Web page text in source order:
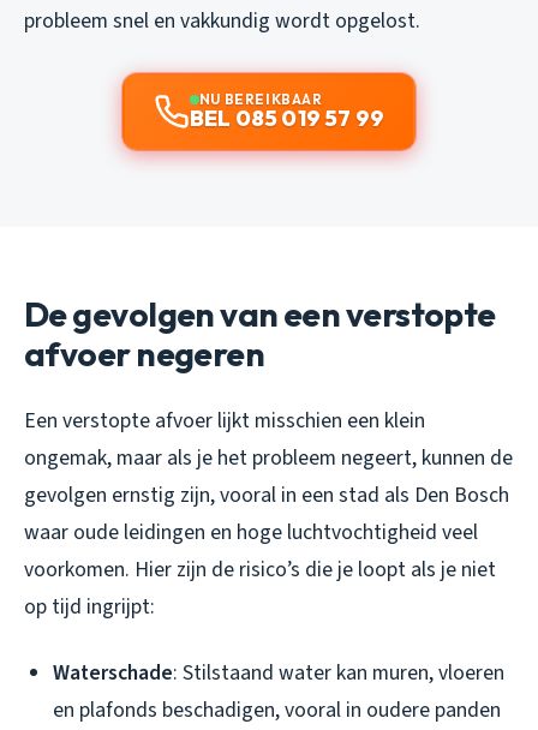
probleem snel en vakkundig wordt opgelost.
NU BEREIKBAAR
BEL 085 019 57 99
De gevolgen van een verstopte
afvoer negeren
Een verstopte afvoer lijkt misschien een klein
ongemak, maar als je het probleem negeert, kunnen de
gevolgen ernstig zijn, vooral in een stad als Den Bosch
waar oude leidingen en hoge luchtvochtigheid veel
voorkomen. Hier zijn de risico’s die je loopt als je niet
op tijd ingrijpt:
Waterschade: Stilstaand water kan muren, vloeren
en plafonds beschadigen, vooral in oudere panden